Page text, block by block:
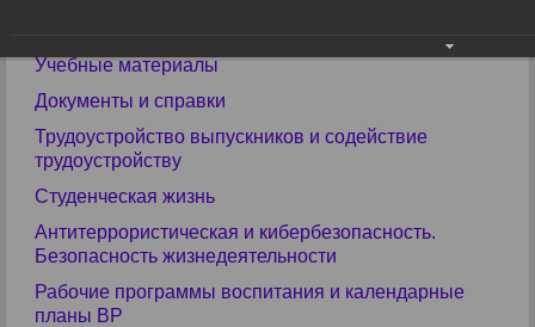
Учебные материалы
Документы и справки
Трудоустройство выпускников и содействие
трудоустройству
Студенческая жизнь
Антитеррористическая и кибербезопасность.
Безопасность жизнедеятельности
Рабочие программы воспитания и календарные
планы ВР